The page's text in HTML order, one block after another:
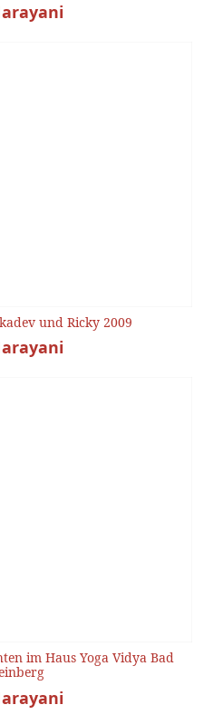
und Ricky 2009
im Haus Yoga Vidya Bad